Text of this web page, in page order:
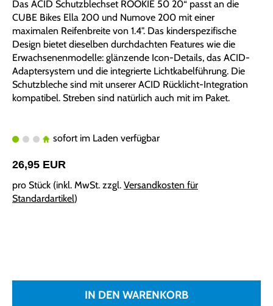
Das ACID Schutzblechset ROOKIE 50 20“ passt an die
CUBE Bikes Ella 200 und Numove 200 mit einer
maximalen Reifenbreite von 1.4". Das kinderspezifische
Design bietet dieselben durchdachten Features wie die
Erwachsenenmodelle: glänzende Icon-Details, das ACID-
Adaptersystem und die integrierte Lichtkabelführung. Die
Schutzbleche sind mit unserer ACID Rücklicht-Integration
kompatibel. Streben sind natürlich auch mit im Paket.
sofort im Laden verfügbar
26,95 EUR
pro Stück (inkl. MwSt. zzgl. Versandkosten für
Standardartikel)
IN DEN WARENKORB